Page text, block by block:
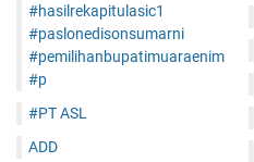
#hasilrekapitulasic1
#paslonedisonsumarni
#pemilihanbupatimuaraenim
#p
#PT ASL
ADD